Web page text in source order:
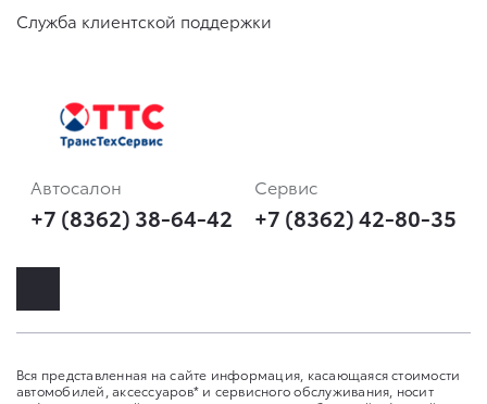
Служба клиентской поддержки
Автосалон
+7 (8362) 38-64-42
Сервис
+7 (8362) 42-80-35
Вся представленная на сайте информация, касающаяся стоимости
автомобилей, аксессуаров* и сервисного обслуживания, носит